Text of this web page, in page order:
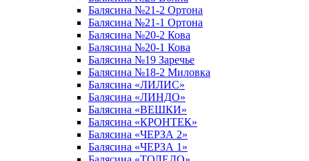
Балясина №21-2 Ортона
Балясина №21-1 Ортона
Балясина №20-2 Кова
Балясина №20-1 Кова
Балясина №19 Заречье
Балясина №18-2 Миловка
Балясина «ЛИЛИС»
Балясина «ЛИНДО»
Балясина «ВЕШКИ»
Балясина «КРОНТЕК»
Балясина «ЧЕРЗА 2»
Балясина «ЧЕРЗА 1»